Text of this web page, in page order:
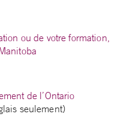
ou de votre formation,
de l’Ontario
seulement)